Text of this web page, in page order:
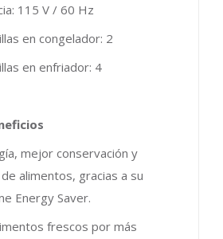
115 V / 60 Hz
en congelador: 2
en enfriador: 4
mejor conservación y
alimentos, gracias a su
Energy Saver.
frescos por más